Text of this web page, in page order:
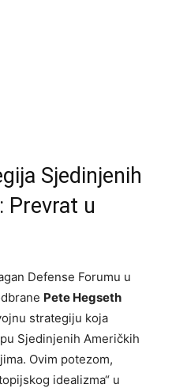
Sjedinjenih
Prevrat u
Defense Forumu u
Pete Hegseth
strategiju koja
Sjedinjenih Američkih
Ovim potezom,
idealizma“ u